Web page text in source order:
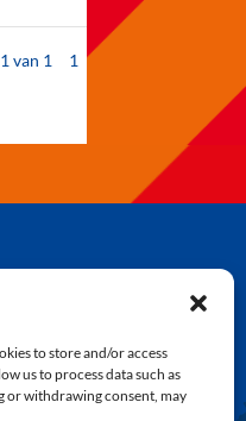
to store and/or access
us to process data such as
or withdrawing consent, may
van 1 1